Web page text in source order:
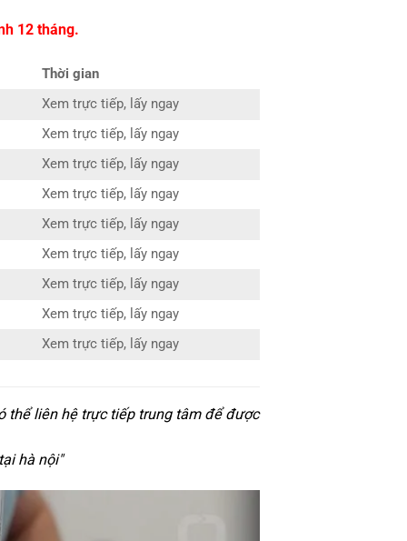
12 tháng.
Thời gian
Xem trực tiếp, lấy ngay
Xem trực tiếp, lấy ngay
Xem trực tiếp, lấy ngay
Xem trực tiếp, lấy ngay
Xem trực tiếp, lấy ngay
Xem trực tiếp, lấy ngay
Xem trực tiếp, lấy ngay
Xem trực tiếp, lấy ngay
Xem trực tiếp, lấy ngay
thể liên hệ trực tiếp trung tâm để được
hà nội"